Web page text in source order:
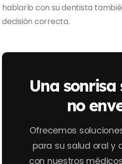
hablarlo con su dentista
decisión correcta.
Una
no
Ofrecemos
para su salud oral y
con nuestros